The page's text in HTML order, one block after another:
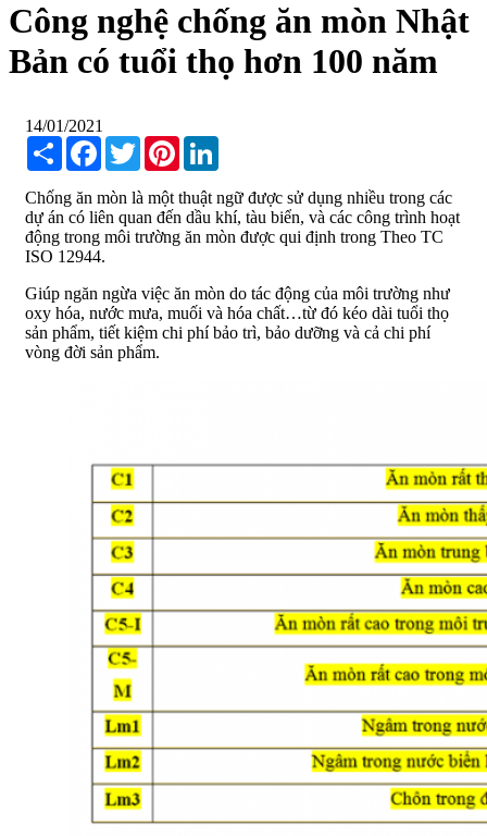
Công nghệ chống ăn mòn Nhật
Bản có tuổi thọ hơn 100 năm
14/01/2021
Share Facebook
TwitterPinterest
Chống ăn mòn là một thuật ngữ được sử dụng nhiều trong các
dự án có liên quan đến dầu khí, tàu biển, và các công trình hoạt
động trong môi trường ăn mòn được qui định trong Theo TC
ISO 12944.
Giúp ngăn ngừa việc ăn mòn do tác động của môi trường như
oxy hóa, nước mưa, muối và hóa chất…từ đó kéo dài tuổi thọ
sản phẩm, tiết kiệm chi phí bảo trì, bảo dưỡng và cả chi phí
vòng đời sản phẩm.